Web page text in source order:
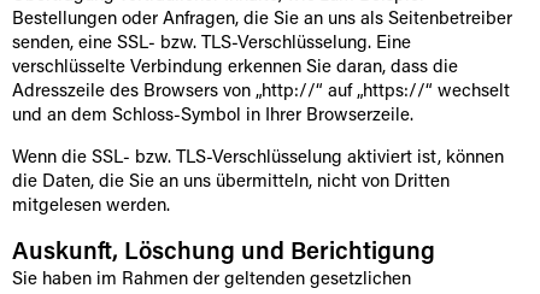
Bestellungen oder Anfragen, die Sie an uns als Seitenbetreiber
senden, eine SSL- bzw. TLS-Verschlüsselung. Eine
verschlüsselte Verbindung erkennen Sie daran, dass die
Adresszeile des Browsers von „http://“ auf „https://“ wechselt
und an dem Schloss-Symbol in Ihrer Browserzeile.
Wenn die SSL- bzw. TLS-Verschlüsselung aktiviert ist, können
die Daten, die Sie an uns übermitteln, nicht von Dritten
mitgelesen werden.
Auskunft, Löschung und Berichtigung
Sie haben im Rahmen der geltenden gesetzlichen